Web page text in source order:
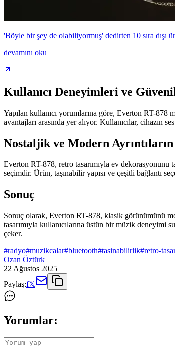
'Böyle bir şey de olabiliyormuş' dedirten 10 sıra dışı
devamını oku
Kullanıcı Deneyimleri ve
Yapılan kullanıcı yorumlarına göre, Everton RT-
avantajları arasında yer alıyor. Kullanıcılar,
Nostaljik ve Modern
Everton RT-878, retro tasarımıyla ev dekorasyonunu
seçimdir. Ürün, taşınabilir yapısı ve çeşitli bağlantı
Sonuç
Sonuç olarak, Everton RT-878, klasik görünümünü
tasarımıyla kullanıcılarına üstün bir müzik deneyimi
çeker.
#radyo#muzikcalar#bluetooth#tasinabilirlik#retro-
Ozan Öztürk
22 Ağustos 2025
Paylaş:f𝕏
Yorumlar: